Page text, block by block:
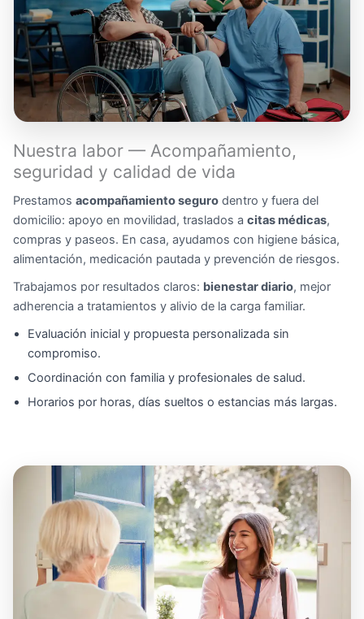
Nuestra labor — Acompañamiento,
seguridad y calidad de vida
Prestamos acompañamiento seguro dentro y fuera del
domicilio: apoyo en movilidad, traslados a citas médicas,
compras y paseos. En casa, ayudamos con higiene básica,
alimentación, medicación pautada y prevención de riesgos.
Trabajamos por resultados claros: bienestar diario, mejor
adherencia a tratamientos y alivio de la carga familiar.
Evaluación inicial y propuesta personalizada sin
compromiso.
Coordinación con familia y profesionales de salud.
Horarios por horas, días sueltos o estancias más largas.